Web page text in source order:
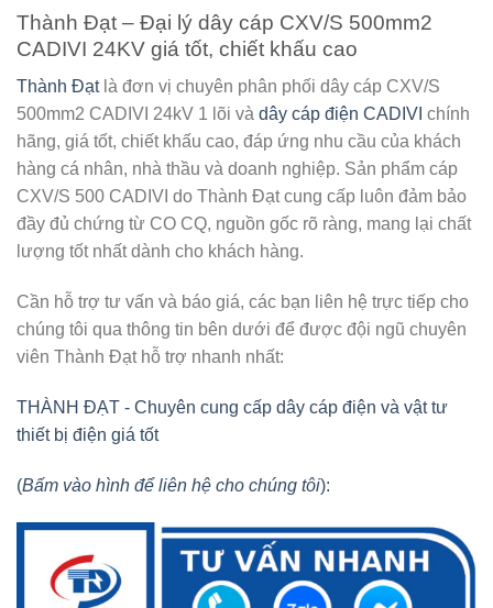
Thành Đạt – Đại lý dây cáp CXV/S 500mm2
CADIVI 24KV giá tốt, chiết khấu cao
Thành Đạtlà đơn vị chuyên phân phối dây cáp CXV/S
500mm2 CADIVI 24kV 1 lõi và dây cáp điện CADIVI chính
hãng, giá tốt, chiết khấu cao, đáp ứng nhu cầu của khách
hàng cá nhân, nhà thầu và doanh nghiệp. Sản phẩm cáp
CXV/S 500 CADIVI do Thành Đạt cung cấp luôn đảm bảo
đầy đủ chứng từ CO CQ, nguồn gốc rõ ràng, mang lại chất
lượng tốt nhất dành cho khách hàng.
Cần hỗ trợ tư vấn và báo giá, các bạn liên hệ trực tiếp cho
chúng tôi qua thông tin bên dưới để được đội ngũ chuyên
viên Thành Đạt hỗ trợ nhanh nhất:
THÀNH ĐẠT - Chuyên cung cấp dây cáp điện và vật tư
thiết bị điện giá tốt
(Bấm vào hình để liên hệ cho chúng tôi):